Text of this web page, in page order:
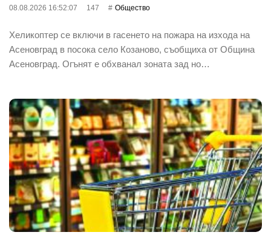
08.08.2026 16:52:07 147 Общество
Хеликоптер се включи в гасенето на пожара на изхода на
Асеновград в посока село Козаново, съобщиха от Община
Асеновград. Огънят е обхванал зоната зад но…